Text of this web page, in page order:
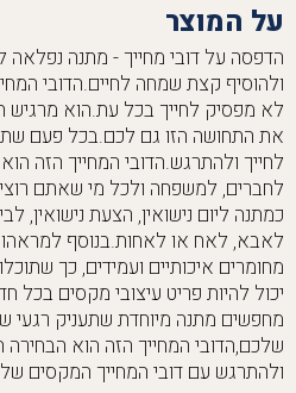
על המוצר
הדפסה על דובי מחייך - מתנה נפלאה
ולהוסיף קצת שמחה לחיים.הדובי
לא מפסיק לחייך בכל עת.הוא מרגיש
את התחושה הזו גם לכם.בכל פעם
לחייך ולהתרגש.הדובי המחייך הזה
לחברים, למשפחה ולכל מי שאתם
כמתנה ליום נישואין, הצעת
לאבא, לאח או לאחות.בנוסף למראהו
מחומרים איכותיים ועמידים, כך
יכול להיות פריט עיצובי מקסים
מחפשים מתנה מיוחדת שתעניק רגעי
שלכם,הדובי המחייך הזה הוא
ולהתרגש עם דובי המחייך המקסים